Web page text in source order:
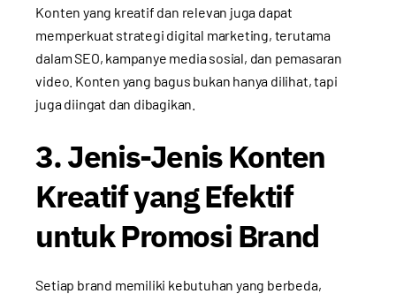
Konten yang kreatif dan relevan juga dapat
memperkuat strategi digital marketing, terutama
dalam SEO, kampanye media sosial, dan pemasaran
video. Konten yang bagus bukan hanya dilihat, tapi
juga diingat dan dibagikan.
3. Jenis-Jenis Konten
Kreatif yang Efektif
untuk Promosi Brand
Setiap brand memiliki kebutuhan yang berbeda,